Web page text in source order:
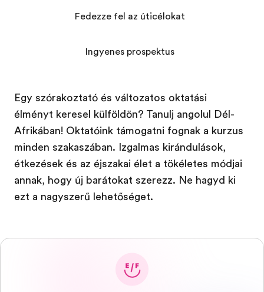
Egy szórakoztató és változatos oktatási
élményt keresel külföldön? Tanulj angolul Dél-
Afrikában! Oktatóink támogatni fognak a kurzus
minden szakaszában. Izgalmas kirándulások,
étkezések és az éjszakai élet a tökéletes módjai
annak, hogy új barátokat szerezz. Ne hagyd ki
ezt a nagyszerű lehetőséget.
Fedezze fel az úticélokat
Ingyenes prospektus